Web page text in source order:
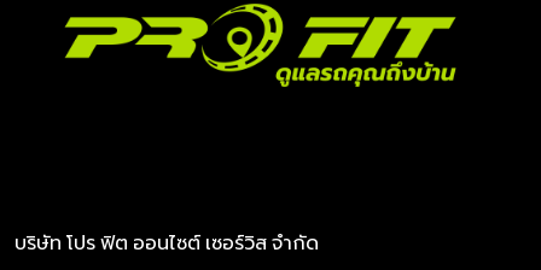
บริษัท โปร ฟิต ออนไซต์ เซอร์วิส จำกัด